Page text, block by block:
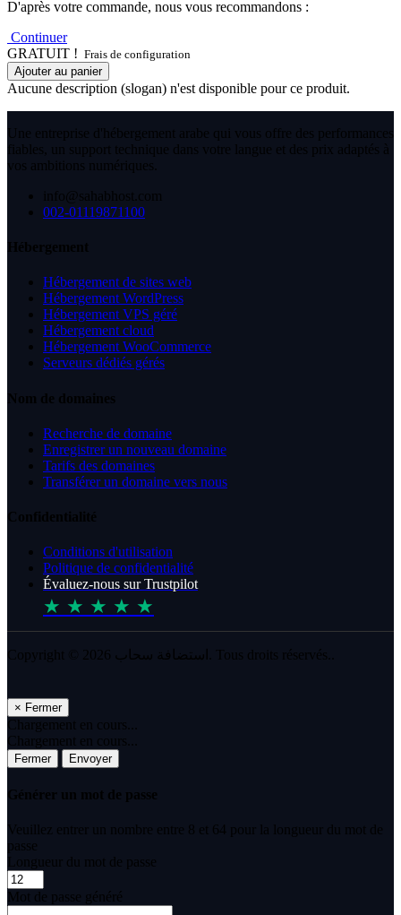
D'après votre commande, nous vous recommandons :
Continuer
GRATUIT ! Frais de configuration
Ajouter au panier
Aucune description (slogan) n'est disponible pour ce produit.
Une entreprise d'hébergement arabe qui vous offre des performances
fiables, un support technique dans votre langue et des prix adaptés à
vos ambitions numériques.
info@sahabhost.com
002-01119871100
Hébergement
Hébergement de sites web
Hébergement WordPress
Hébergement VPS géré
Hébergement cloud
Hébergement WooCommerce
Serveurs dédiés gérés
Nom de domaines
Recherche de domaine
Enregistrer un nouveau domaine
Tarifs des domaines
Transférer un domaine vers nous
Confidentialité
Conditions d'utilisation
Politique de confidentialité
Évaluez-nous sur Trustpilot
★ ★ ★ ★ ★
Copyright © 2026 استضافة سحاب. Tous droits réservés..
× Fermer
Chargement en cours...
Chargement en cours...
Fermer Envoyer
Générer un mot de passe
Veuillez entrer un nombre entre 8 et 64 pour la longueur du mot de
passe
Longueur du mot de passe
Mot de passe généré